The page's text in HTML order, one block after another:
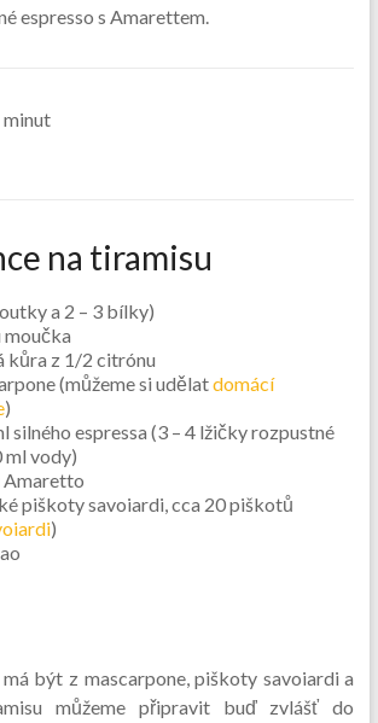
espresso s Amarettem.
minut
na tiramisu
a 2 – 3 bílky)
moučka
kůra z 1/2 citrónu
(můžeme si udělatdomácí
)
silného espressa (3 – 4 lžičky rozpustné
ml vody)
Amaretto
piškoty savoiardi, cca 20 piškotů
)
být z mascarpone, piškoty savoiardi a
můžeme připravit buď zvlášť do